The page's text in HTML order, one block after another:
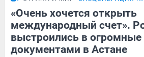
«Очень хочется открыть
международный счет».
выстроились в огромные
документами в Астане